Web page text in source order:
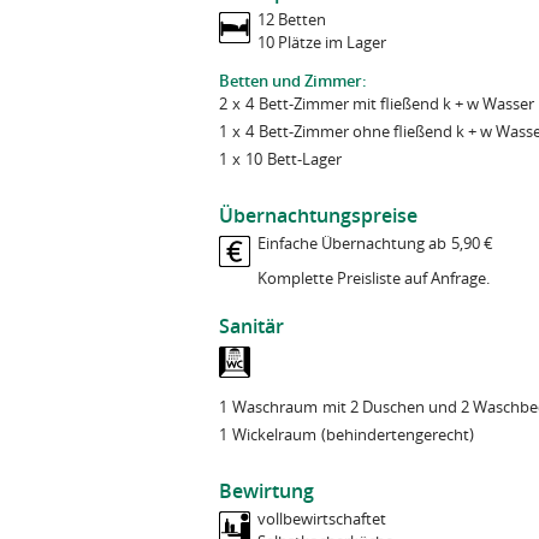
Wir sichern Ihnen zu, dass Ihre Daten
weitergegeben werden. Zugriff auf die
Aufgaben benötigen und die sich zur
Sie können jederzeit Auskunft über Ihre
Sie können jederzeit eine Sperrung, ggf.
Datenschutz*
Ich habe den Datenschutzhinweis
|___ \      | |               |___
__) |   __| |  ___    __ _
|____/   \__,_| |___/  \__, | /
__/
Code*
Bitte geben Sie den oben angezeigten ASCII-
Personenzahl
Datenschutzhinweis
Bitte beachten Sie: Damit Ihr Anliegen
zuständigen Betreiber*innen des
Verarbeitung von Kontakt- und
Webseite.
Ich habe den Datenschutzhinweis
  _   _             _
| | | |           | |
| | | | __ __  __ | | __   __ _
| | | |/ / \ \/ / | |/ /  / _` |
|_| |_|\_\ /_/\_\ |_|\_\  \__, |
                            __/ |
Code
Bitte geben Sie den oben angezeigten ASCII-
12 Betten
10 Plätze im Lager
Betten und Zimmer:
2 x 4 Bett-Zimmer mit fließend k + w Wasser
1 x 4 Bett-Zimmer ohne fließend k + w
1 x 10 Bett-Lager
Übernachtungspreise
Einfache Übernachtung ab 5,90 €
Komplette Preisliste auf Anfrage.
Sanitär
1 Waschraum mit 2 Duschen und 2
1 Wickelraum (behindertengerecht)
Bewirtung
vollbewirtschaftet